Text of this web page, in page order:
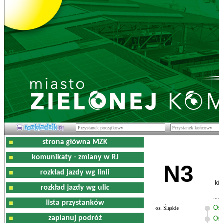
strona główna MZK
komunikaty - zmiany w RJ
rozkład jazdy wg linii
rozkład jazdy wg ulic
lista przystanków
zaplanuj podróż
N3
os. Śląskie